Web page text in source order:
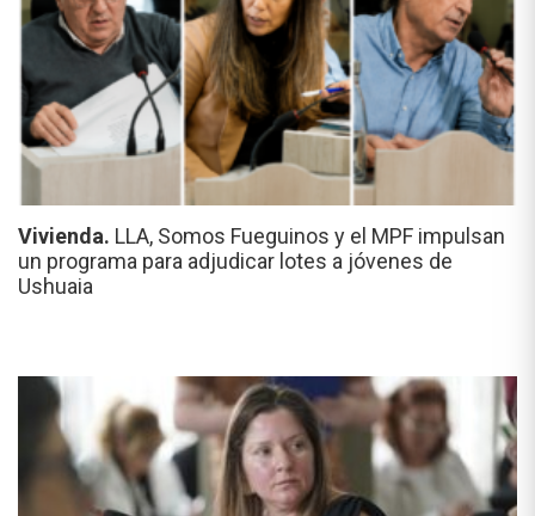
Vivienda. LLA, Somos Fueguinos y el MPF impulsan
un programa para adjudicar lotes a jóvenes de
Ushuaia